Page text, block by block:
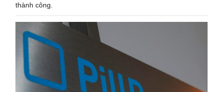
thành công.